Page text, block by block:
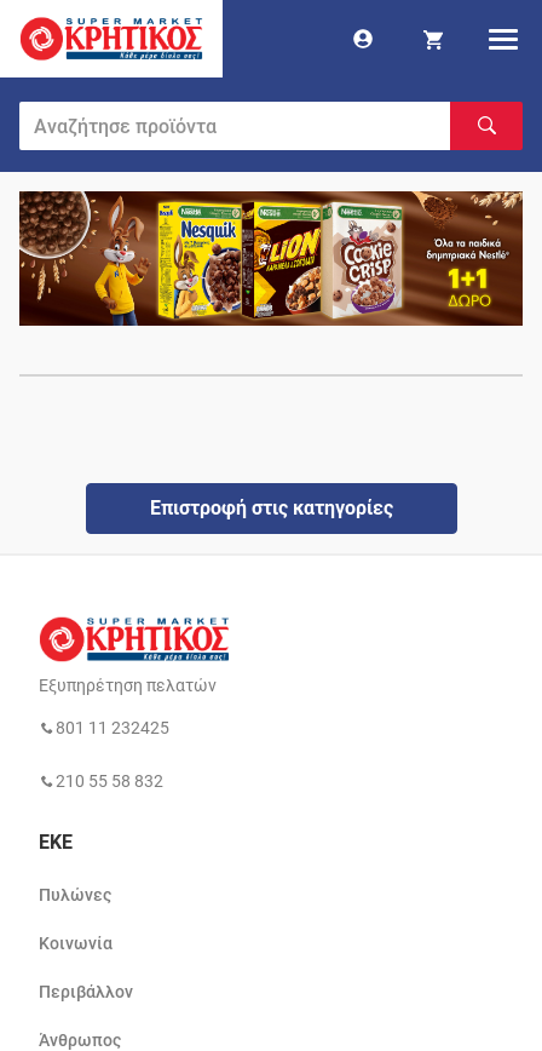
Επιστροφή στις κατηγορίες
Εξυπηρέτηση πελατών
801 11 232425
210 55 58 832
ΕΚΕ
Πυλώνες
Κοινωνία
Περιβάλλον
Άνθρωπος